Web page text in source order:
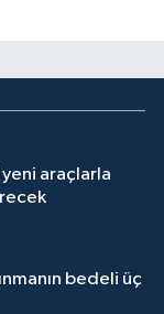
araçlarla
bedeli üç